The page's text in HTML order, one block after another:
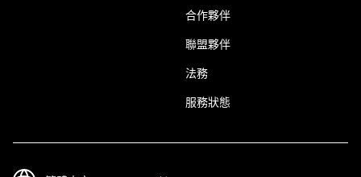
合作夥伴
聯盟夥伴
法務
服務狀態